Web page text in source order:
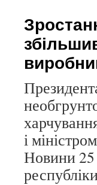
і
Новини 25